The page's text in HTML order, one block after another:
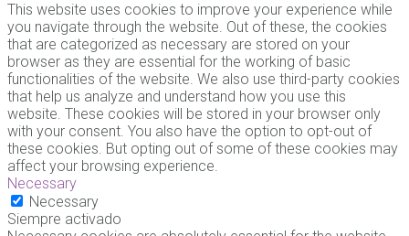
This website uses cookies to improve your experience while
you navigate through the website. Out of these, the cookies
that are categorized as necessary are stored on your
browser as they are essential for the working of basic
functionalities of the website. We also use third-party cookies
that help us analyze and understand how you use this
website. These cookies will be stored in your browser only
with your consent. You also have the option to opt-out of
these cookies. But opting out of some of these cookies may
affect your browsing experience.
Necessary
Necessary
Siempre activado